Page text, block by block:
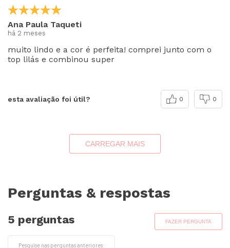
Ana Paula Taqueti
há 2 meses
muito lindo e a cor é perfeita! comprei junto com o
top lilás e combinou super
esta avaliação foi útil? 0 0
CARREGAR MAIS
Perguntas & respostas
5 perguntas FAZER PERGUNTA